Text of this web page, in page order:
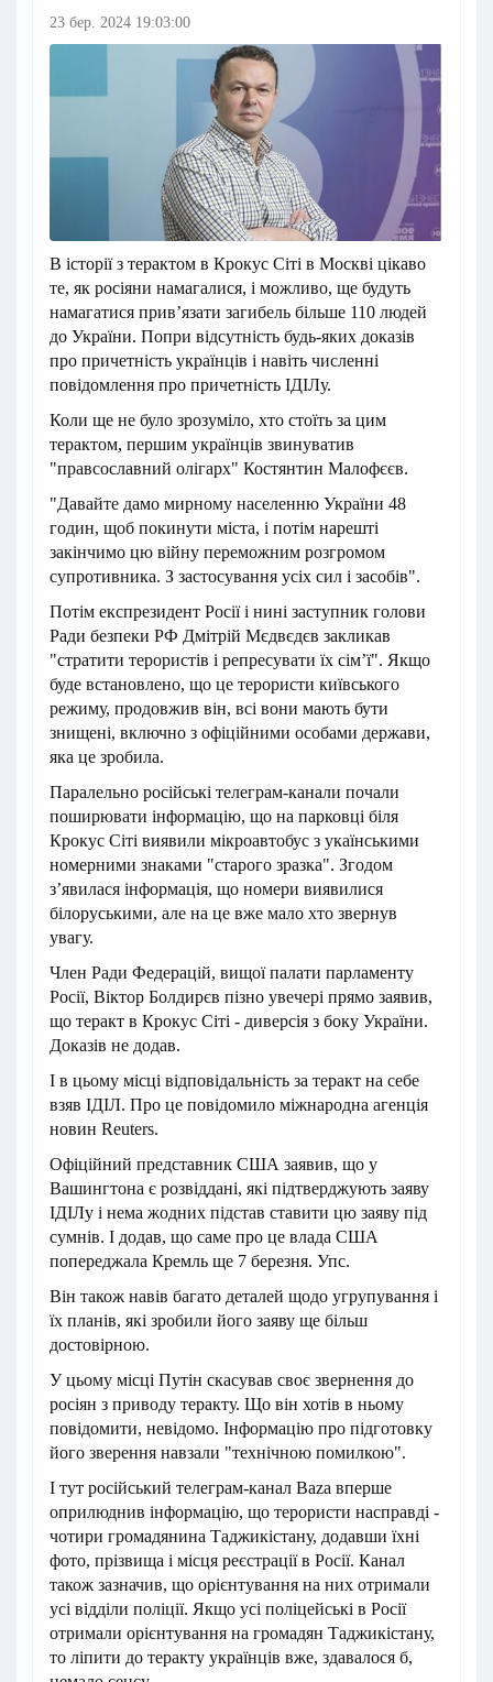
23 бер. 2024 19:03:00
В історії з терактом в Крокус Сіті в Москві цікаво
те, як росіяни намагалися, і можливо, ще будуть
намагатися привʼязати загибель більше 110 людей
до України. Попри відсутність будь-яких доказів
про причетність українців і навіть численні
повідомлення про причетність ІДІЛу.
Коли ще не було зрозуміло, хто стоїть за цим
терактом, першим українців звинуватив
"правсославний олігарх" Костянтин Малофєєв.
"Давайте дамо мирному населенню України 48
годин, щоб покинути міста, і потім нарешті
закінчимо цю війну переможним розгромом
супротивника. З застосування усіх сил і засобів".
Потім експрезидент Росії і нині заступник голови
Ради безпеки РФ Дмітрій Мєдвєдєв закликав
"стратити терористів і репресувати їх сімʼї". Якщо
буде встановлено, що це терористи київського
режиму, продовжив він, всі вони мають бути
знищені, включно з офіційними особами держави,
яка це зробила.
Паралельно російські телеграм-канали почали
поширювати інформацію, що на парковці біля
Крокус Сіті виявили мікроавтобус з укаїнськими
номерними знаками "старого зразка". Згодом
зʼявилася інформація, що номери виявилися
білоруськими, але на це вже мало хто звернув
увагу.
Член Ради Федерацій, вищої палати парламенту
Росії, Віктор Болдирєв пізно увечері прямо заявив,
що теракт в Крокус Сіті - диверсія з боку України.
Доказів не додав.
І в цьому місці відповідальність за теракт на себе
взяв ІДІЛ. Про це повідомило міжнародна агенція
новин Reuters.
Офіційний представник США заявив, що у
Вашингтона є розвіддані, які підтверджують заяву
ІДІЛу і нема жодних підстав ставити цю заяву під
сумнів. І додав, що саме про це влада США
попереджала Кремль ще 7 березня. Упс.
Він також навів багато деталей щодо угрупування і
їх планів, які зробили його заяву ще більш
достовірною.
У цьому місці Путін скасував своє звернення до
росіян з приводу теракту. Що він хотів в ньому
повідомити, невідомо. Інформацію про підготовку
його зверення навзали "технічною помилкою".
І тут російський телеграм-канал Baza вперше
оприлюднив інформацію, що терористи насправді -
чотири громадянина Таджикістану, додавши їхні
фото, прізвища і місця реєстрації в Росії. Канал
також зазначив, що орієнтування на них отримали
усі відділи поліції. Якщо усі поліцейські в Росії
отримали орієнтування на громадян Таджикістану,
то ліпити до теракту українців вже, здавалося б,